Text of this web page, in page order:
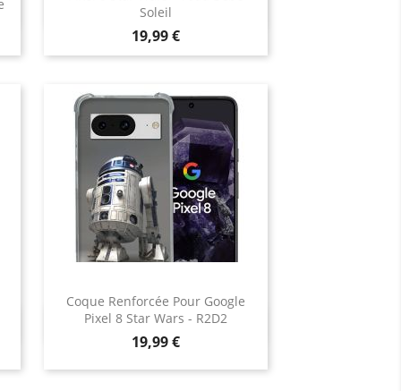
Soleil
Prix
19,99 €
Aperçu rapide
Coque Renforcée Pour Google
Pixel 8 Star Wars - R2D2
Prix
19,99 €
Aperçu rapide